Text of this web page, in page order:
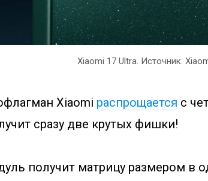
Xiaomi 17 Ultra. Источник:
Xiaomi распрощается с
сразу две крутых фишки!
получит матрицу размером в